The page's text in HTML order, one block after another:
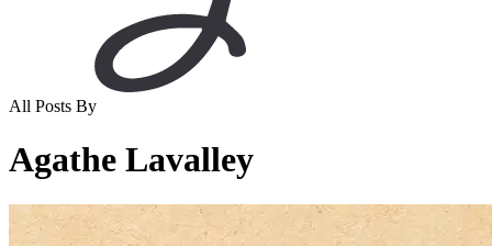
All Posts By
Agathe Lavalley